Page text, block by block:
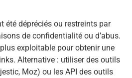
été dépréciés ou restreints par
de confidentialité ou d’abus.
exploitable pour obtenir une
Alternative : utiliser des outils
Moz) ou les API des outils